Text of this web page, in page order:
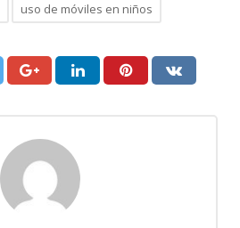
uso de móviles en niños